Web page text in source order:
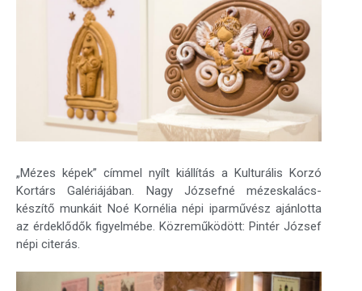
„Mézes képek” címmel nyílt kiállítás a Kulturális Korzó
Kortárs Galériájában. Nagy Józsefné mézeskalács-
készítő munkáit Noé Kornélia népi iparművész ajánlotta
az érdeklődők figyelmébe. Közreműködött: Pintér József
népi citerás.